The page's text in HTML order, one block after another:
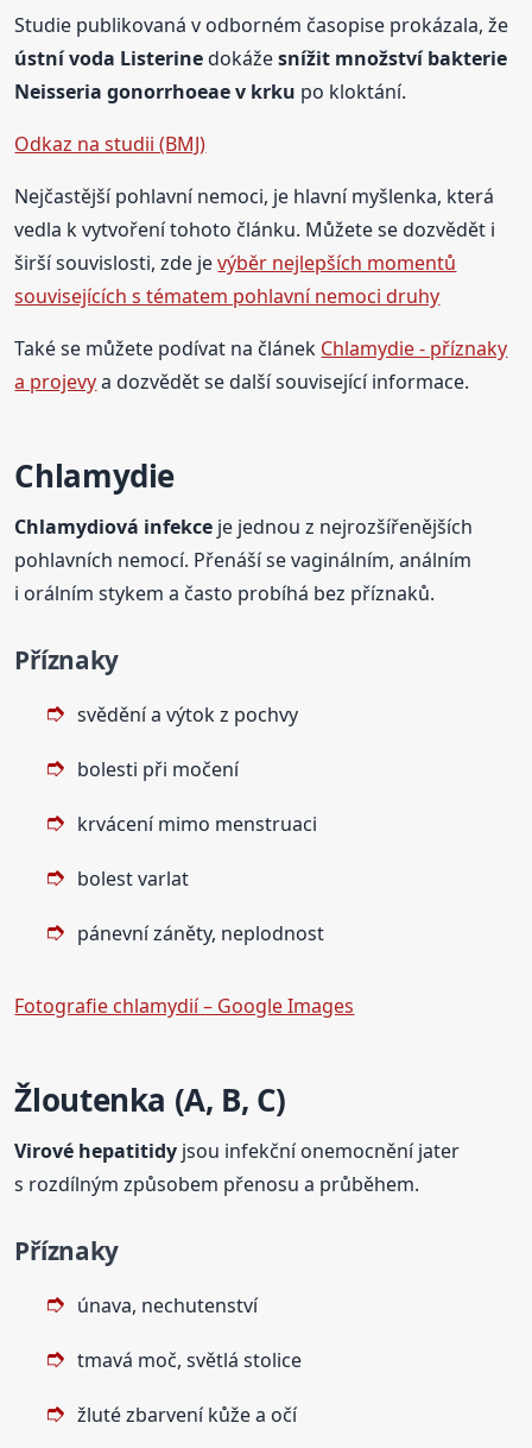
Studie publikovaná v odborném časopise prokázala, že
ústní voda Listerinedokážesnížit množství bakterie
Neisseria gonorrhoeae v krku po kloktání.
Odkaz na studii (BMJ)
Nejčastější pohlavní nemoci, je hlavní myšlenka, která
vedla k vytvoření tohoto článku. Můžete se dozvědět i
širší souvislosti, zde jevýběr nejlepších momentů
souvisejících s tématem pohlavní nemoci druhy
Také se můžete podívat na článek Chlamydie - příznaky
a projevya dozvědět se další související informace.
Chlamydie
Chlamydiová infekce je jednou z nejrozšířenějších
pohlavních nemocí. Přenáší se vaginálním, análním
i orálním stykem a často probíhá bez příznaků.
Příznaky
svědění a výtok z pochvy
bolesti při močení
krvácení mimo menstruaci
bolest varlat
pánevní záněty, neplodnost
Fotografie chlamydií – Google Images
Žloutenka (A, B, C)
Virové hepatitidy jsou infekční onemocnění jater
s rozdílným způsobem přenosu a průběhem.
Příznaky
únava, nechutenství
tmavá moč, světlá stolice
žluté zbarvení kůže a očí